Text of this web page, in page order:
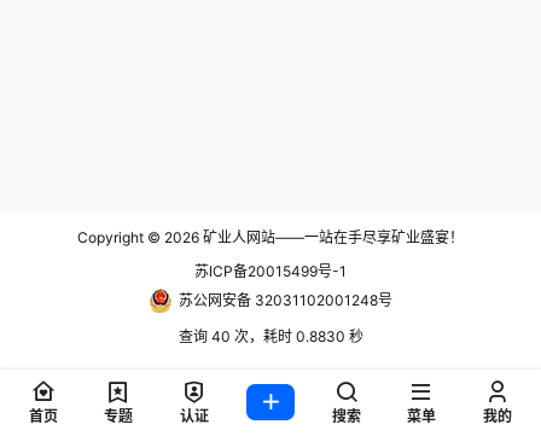
Copyright © 2026 矿业人网站——一站在手尽享矿业盛宴！
苏ICP备20015499号-1
苏公网安备 32031102001248号
查询 40 次，耗时 0.8830 秒
首页 专题 认证 搜索 菜单 我的